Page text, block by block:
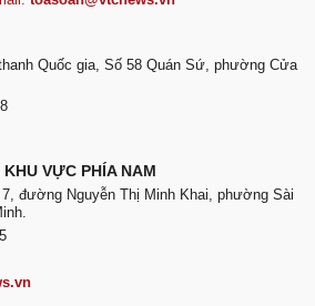
Quốc gia, Số 58 Quán Sứ, phường Cửa
VỰC PHÍA NAM
đường Nguyễn Thị Minh Khai, phường Sài